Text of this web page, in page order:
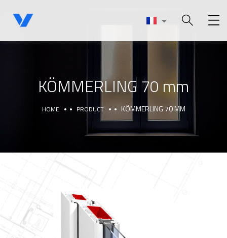
KÖMMERLING 70 mm
HOME PRODUCT KÖMMERLING 70 MM